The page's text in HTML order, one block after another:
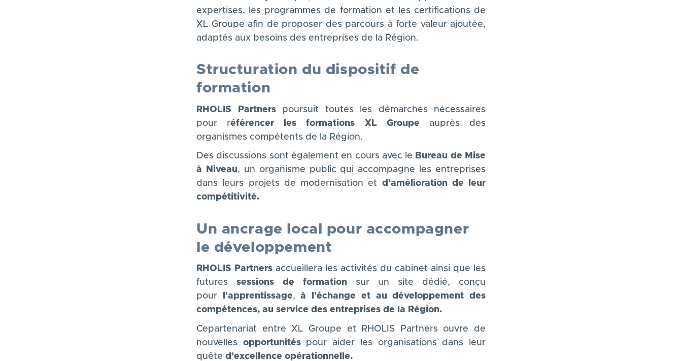
expertises, les programmes de formation et les certifications de
XL Groupe afin de proposer des parcours à forte valeur ajoutée,
adaptés aux besoins des entreprises de la Région.
Structuration du dispositif de
formation
RHOLIS Partners poursuit toutes les démarches nécessaires
pour référencer les formations XL Groupe auprès des
organismes compétents de la Région.
Des discussions sont également en cours avec le Bureau de Mise
à Niveau, un organisme public qui accompagne les entreprises
dans leurs projets de modernisation et d'amélioration de leur
compétitivité.
Un ancrage local pour accompagner
le développement
RHOLIS Partners accueillera les activités du cabinet ainsi que les
futures sessions de formation sur un site dédié, conçu
pour
l'apprentissage, à l'échange et au développement des
compétences, au service des entreprises de la Région.
Cepartenariat entre XL Groupe et RHOLIS Partners ouvre de
nouvelles opportunités pour aider les organisations dans leur
quête d'excellence opérationnelle.